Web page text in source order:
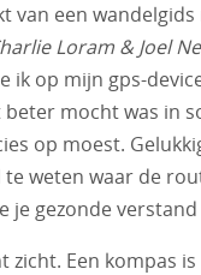
van een
Loram & Joel
ik op mijn gps-
mocht was in
op moest.
weten waar de
je gezonde
zicht. Een kompas